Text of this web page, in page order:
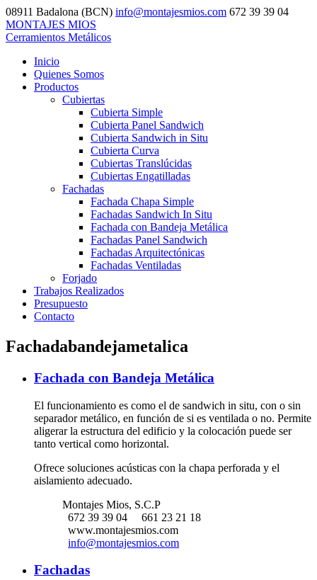
08911 Badalona (BCN) info@montajesmios.com 672 39 39 04
MONTAJES MIOS
Cerramientos Metálicos
Inicio
Quienes Somos
Productos
Cubiertas
Cubierta Simple
Cubierta Panel Sandwich
Cubierta Sandwich in Situ
Cubierta Curva
Cubiertas Translúcidas
Cubiertas Engatilladas
Fachadas
Fachada Chapa Simple
Fachadas Sandwich In Situ
Fachada con Bandeja Metálica
Fachadas Panel Sandwich
Fachadas Arquitectónicas
Fachadas Ventiladas
Forjado
Trabajos Realizados
Presupuesto
Contacto
Fachadabandejametalica
Fachada con Bandeja Metálica
El funcionamiento es como el de sandwich in situ, con o sin
separador metálico, en función de si es ventilada o no. Permite
aligerar la estructura del edificio y la colocación puede ser
tanto vertical como horizontal.
Ofrece soluciones acústicas con la chapa perforada y el
aislamiento adecuado.
Montajes Mios, S.C.P
672 39 39 04
661 23 21 18
www.montajesmios.com
info@montajesmios.com
Fachadas